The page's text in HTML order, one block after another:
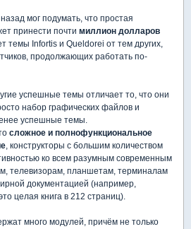
мог подумать, что простая
принести почти миллион долларов
темы Infortis и Queldorei от тем других,
продолжающих работать по-
успешные темы отличает то, что они
набор графических файлов и
успешные темы.
сложное и полнофункциональное
, конструкторы с большим количеством
ко всем разумным современным
телевизорам, планшетам, терминалам
документацией (например,
целая книга в 212 страниц).
много модулей, причём не только